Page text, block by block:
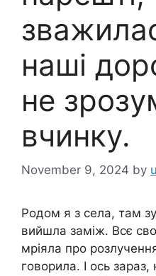
наші
не
вчинку.
November 9, 2024 by
Родом я з села, там
вийшла заміж. Всє
мріяла про
говорила. І ось